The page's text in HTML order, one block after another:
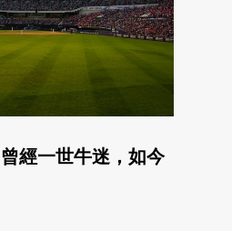
經一世牛迷，如今